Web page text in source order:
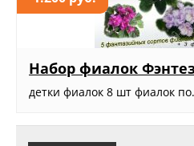
Набор фиалок
детки фиалок 8 шт фиалок